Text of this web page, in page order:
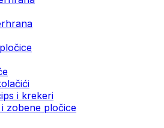
i krekeri
zobene pločice